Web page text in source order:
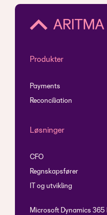
Produkter
Payments
Reconciliation
Løsninger
CFO
Regnskapsfører
IT og utvikling
Microsoft Dynamics 365